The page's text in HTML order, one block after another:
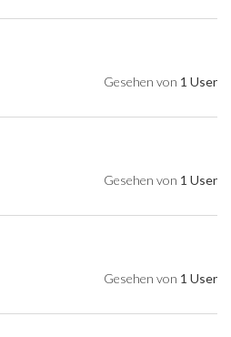
Gesehen von 1 User
Gesehen von 1 User
Gesehen von 1 User